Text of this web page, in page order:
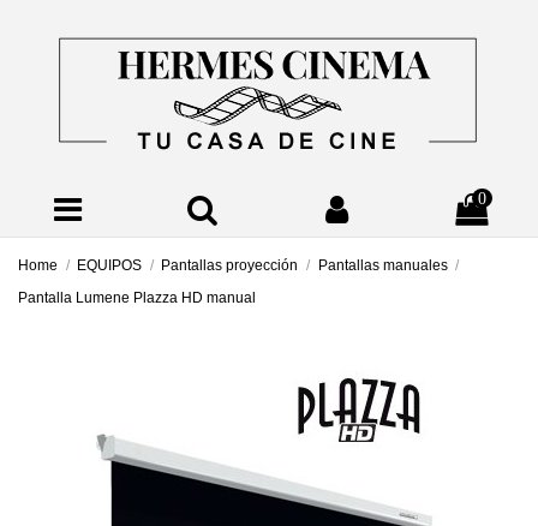
0
Home EQUIPOS Pantallas proyección
Pantallas manuales
Pantalla Lumene Plazza HD manual